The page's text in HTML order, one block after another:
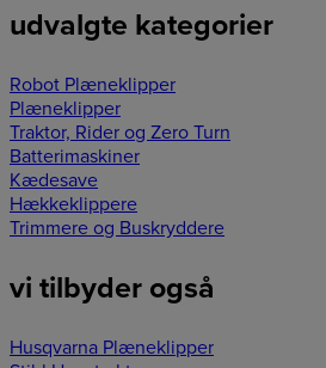
udvalgte kategorier
Robot Plæneklipper
Plæneklipper
Traktor, Rider og Zero Turn
Batterimaskiner
Kædesave
Hækkeklippere
Trimmere og Buskryddere
vi tilbyder også
Husqvarna Plæneklipper